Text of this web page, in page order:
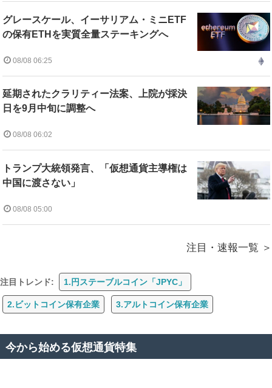
グレースケール、イーサリアム・ミニETF
の保有ETHを実質全量ステーキングへ
08/08 06:25
延期されたクラリティー法案、上院が採決
日を9月中旬に調整へ
08/08 06:02
トランプ大統領発言、「仮想通貨主導権は
中国に渡さない」
08/08 05:00
注目・速報一覧
注目トレンド: 1.円ステーブルコイン「JPYC」
2.ビットコイン保有企業 3.アルトコイン保有企業
今から始める仮想通貨特集